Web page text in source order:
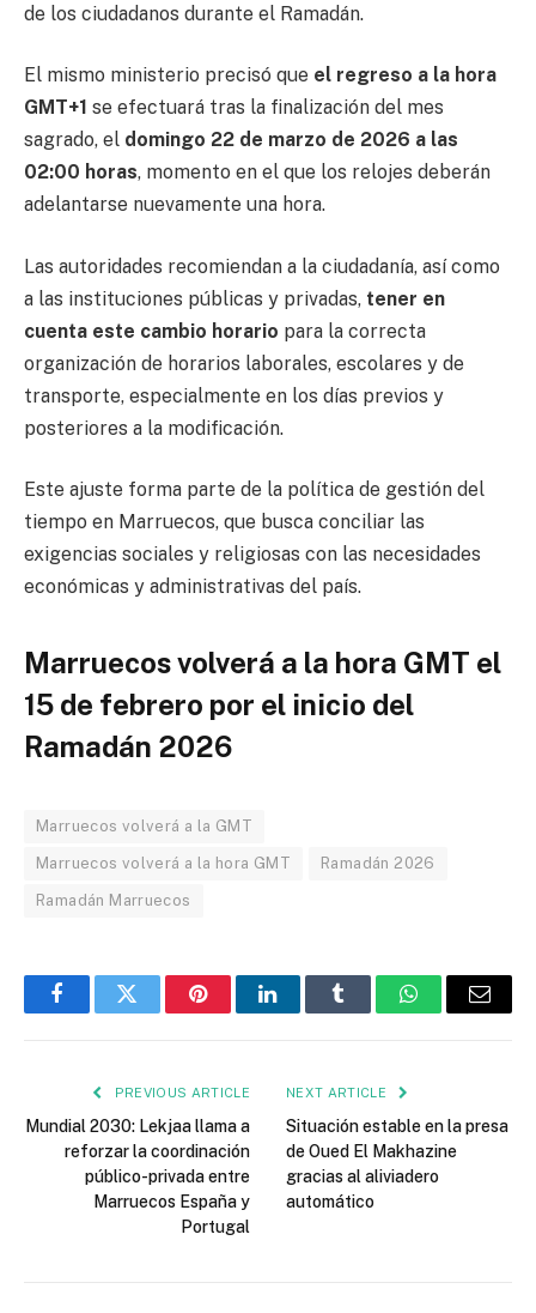
de los ciudadanos durante el Ramadán.
El mismo ministerio precisó que el regreso a la hora
GMT+1 se efectuará tras la finalización del mes
sagrado, el domingo 22 de marzo de 2026 a las
02:00 horas, momento en el que los relojes deberán
adelantarse nuevamente una hora.
Las autoridades recomiendan a la ciudadanía, así como
a las instituciones públicas y privadas, tener en
cuenta este cambio horario para la correcta
organización de horarios laborales, escolares y de
transporte, especialmente en los días previos y
posteriores a la modificación.
Este ajuste forma parte de la política de gestión del
tiempo en Marruecos, que busca conciliar las
exigencias sociales y religiosas con las necesidades
económicas y administrativas del país.
Marruecos volverá a la hora GMT el
15 de febrero por el inicio del
Ramadán 2026
Marruecos volverá a la GMT
Marruecos volverá a la hora GMT Ramadán 2026
Ramadán Marruecos
FacebookTwitter PinterestLinkedInTumblr WhatsAppEmail
PREVIOUS ARTICLE
Mundial 2030: Lekjaa llama a
reforzar la coordinación
público-privada entre
Marruecos España y
Portugal
NEXT ARTICLE
Situación estable en la presa
de Oued El Makhazine
gracias al aliviadero
automático